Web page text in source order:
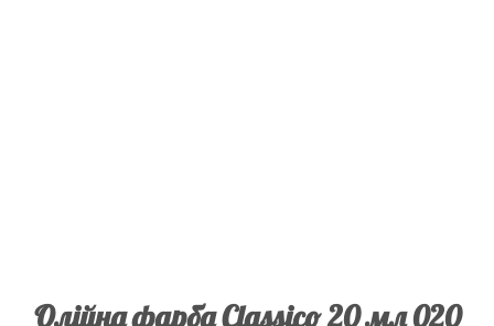
Олійна фарба Classico 20 мл 020